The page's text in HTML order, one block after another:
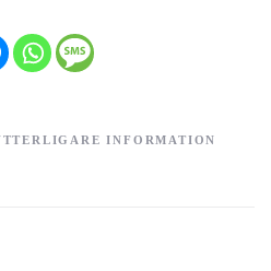
INFORMATION